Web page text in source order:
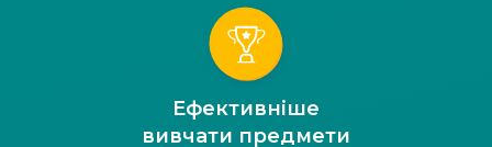
Ефективніше
вивчати предмети